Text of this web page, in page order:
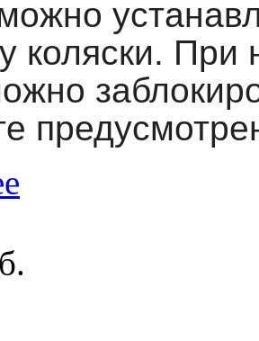
коляски. При